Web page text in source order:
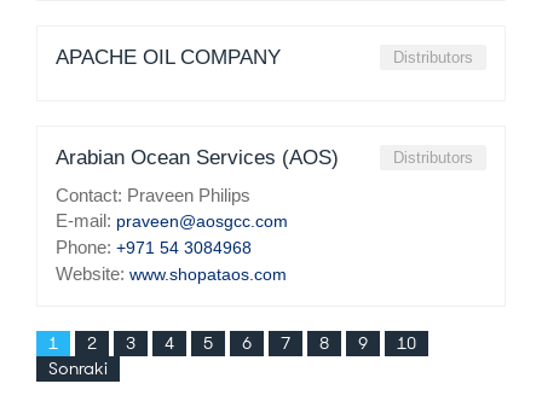
APACHE OIL COMPANY Distributors
Arabian Ocean Services (AOS) Distributors
Contact: Praveen Philips
E-mail: praveen@aosgcc.com
Phone: +971 54 3084968
Website: www.shopataos.com
1 2 3 4 5 6 7 8 9
10
Sonraki